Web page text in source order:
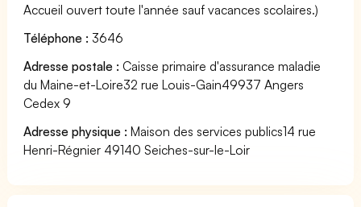
Accueil ouvert toute l'année sauf vacances scolaires.)
Téléphone : 3646
Adresse postale : Caisse primaire d'assurance maladie
du Maine-et-Loire32 rue Louis-Gain49937 Angers
Cedex 9
Adresse physique : Maison des services publics14 rue
Henri-Régnier 49140 Seiches-sur-le-Loir